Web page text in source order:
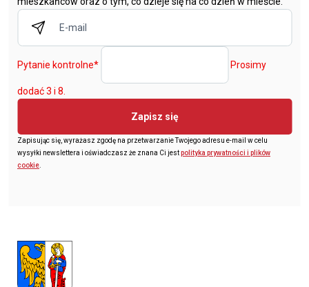
Pytanie kontrolne* Prosimy
dodać 3 i 8.
Zapisz się
Zapisując się, wyrażasz zgodę na przetwarzanie Twojego adresu e-mail w celu
wysyłki newslettera i oświadczasz że znana Ci jestpolityka prywatności i plików
cookie